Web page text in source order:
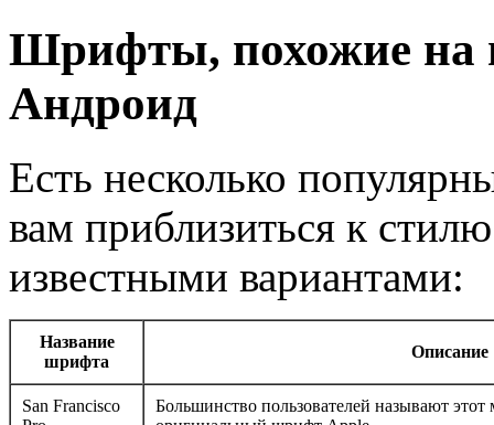
Шрифты, похожие на
Андроид
Есть несколько
вам приблизиться к
известными вариантами:
Название
шрифта
Описание
San Francisco
Большинство пользователей называют